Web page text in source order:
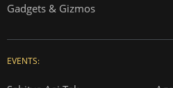
Gadgets & Gizmos
EVENTS: